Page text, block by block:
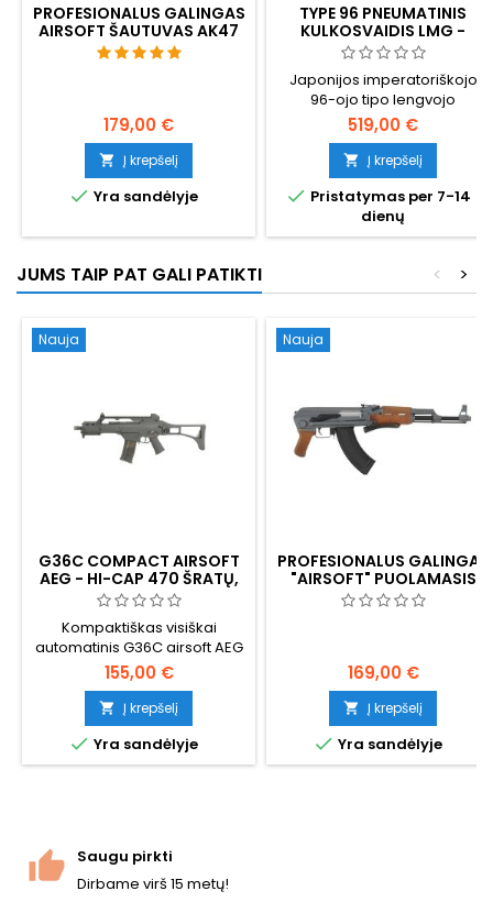
PROFESIONALUS GALINGAS
AIRSOFT ŠAUTUVAS AK47
179,00 €
 Į krepšelį
 Yra sandėlyje
TYPE 96 PNEUMATINIS
KULKOSVAIDIS LMG -
TIKRO MEDŽIO, JAPONIJOS
IMPERATORIŠKASIS
ANTROJO PASAULINIO
KARO LENGVASIS
KULKOSVAIDIS
Japonijos imperatoriškojo
96-ojo tipo lengvojo
kulkosvaidžio, kurį 1936 m.
sukūrė Kijiro Nambu ir kuris
buvo naudojamas Antrojo
pasaulinio karo metais,
Airsoft AEG. Tikro medžio
medinės detalės ant
metalinio korpuso, išskirtinis
šovinių dėtuvė, ~320 FPS. 1170
mm, 6500 g.
519,00 €
 Į krepšelį
 Pristatymas per 7-14
dienų
JUMS TAIP PAT GALI PATIKTI >
<
Nauja
G36C COMPACT AIRSOFT
AEG - HI-CAP 470 ŠRATŲ,
BATERIJA IR ĮKROVIKLIS
Kompaktiškas visiškai
automatinis G36C airsoft AEG
- 720 mm, ~380 FPS / 116 m/s,
V3 pavarų dėžė, iš šono
sulankstoma apkaba, skirta
kovai su kareiviais. Į
komplektą įeina 470 šovinių
dėtuvė, 8,4 V NiMH
Paruoštas žaisti išėmus iš
dėžės.
155,00 €
 Į krepšelį
 Yra sandėlyje
Nauja
PROFESIONALUS GALINGAS
"AIRSOFT" PUOLAMASIS
ŠAUTUVAS AK47S
169,00 €
 Į krepšelį
 Yra sandėlyje
Saugu pirkti
Dirbame virš 15 metų!